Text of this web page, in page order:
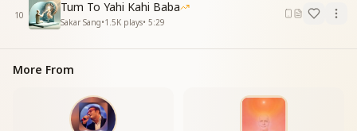
10
Tum To Yahi Kahi Baba
Sakar Sang•1.5K plays• 5:29
More From